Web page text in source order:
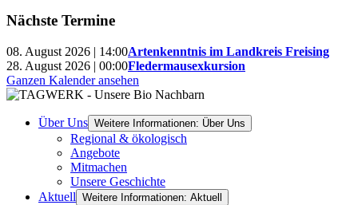
Nächste Termine
08. August 2026 | 14:00Artenkenntnis im Landkreis Freising
28. August 2026 | 00:00Fledermausexkursion
Ganzen Kalender ansehen
Über Uns Weitere Informationen: Über Uns
Regional & ökologisch
Angebote
Mitmachen
Unsere Geschichte
Aktuell Weitere Informationen: Aktuell